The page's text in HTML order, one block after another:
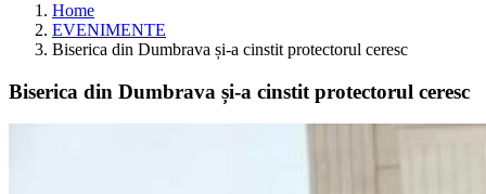
Home
EVENIMENTE
Biserica din Dumbrava și-a cinstit protectorul ceresc
Biserica din Dumbrava și-a cinstit protectorul ceresc